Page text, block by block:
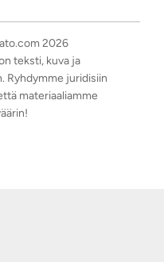
2026
teksti, kuva ja
Ryhdymme juridisiin
materiaaliamme